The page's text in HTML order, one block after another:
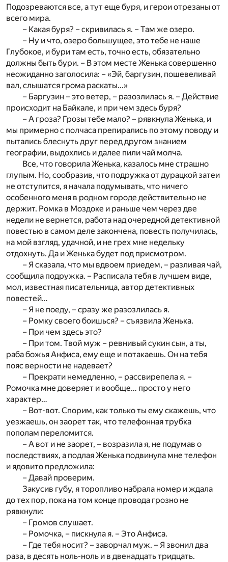
Подозреваются все, а тут еще буря, и герои отрезаны от
всего мира.
– Какая буря? – скривилась я. – Там же озеро.
– Ну и что, озеро большущее, это тебе не наше
Глубокое, и бури там есть, точно есть, обязательно
должны быть бури. – В этом месте Женька совершенно
неожиданно заголосила: – «Эй, баргузин, пошевеливай
вал, слышатся грома раскаты…»
– Баргузин – это ветер, – разозлилась я. – Действие
происходит на Байкале, и при чем здесь буря?
– А гроза? Грозы тебе мало? – рявкнула Женька, и
мы примерно с полчаса препирались по этому поводу и
пытались блеснуть друг перед другом знанием
географии, выдохлись и далее пили чай молча.
Все, что говорила Женька, казалось мне страшно
глупым. Но, сообразив, что подружка от дурацкой затеи
не отступится, я начала подумывать, что ничего
особенного меня в родном городе действительно не
держит. Ромка в Моздоке и раньше чем через две
недели не вернется, работа над очередной детективной
повестью в самом деле закончена, повесть получилась,
на мой взгляд, удачной, и не грех мне недельку
отдохнуть. Да и Женька будет под присмотром.
– Я сказала, что мы вдвоем приедем, – разливая чай,
сообщила подружка. – Расписала тебя в лучшем виде,
мол, известная писательница, автор детективных
повестей…
– Я не поеду, – сразу же разозлилась я.
– Ромку своего боишься? – съязвила Женька.
– При чем здесь это?
– При том. Твой муж – ревнивый сукин сын, а ты,
раба божья Анфиса, ему еще и потакаешь. Он на тебя
пояс верности не надевает?
– Прекрати немедленно, – рассвирепела я. –
Ромочка мне доверяет и вообще… просто у него
характер…
– Вот-вот. Спорим, как только ты ему скажешь, что
уезжаешь, он заорет так, что телефонная трубка
пополам переломится.
– А вот и не заорет, – возразила я, не подумав о
последствиях, а подлая Женька подвинула мне телефон
и ядовито предложила:
– Давай проверим.
Закусив губу, я торопливо набрала номер и ждала
до тех пор, пока на том конце провода грозно не
рявкнули:
– Громов слушает.
– Ромочка, – пискнула я. – Это Анфиса.
– Где тебя носит? – заворчал муж. – Я звонил два
раза, в десять ноль-ноль и в двенадцать тридцать.